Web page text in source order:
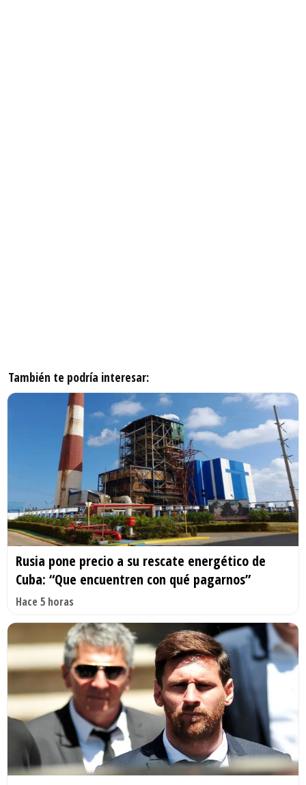
También te podría interesar:
Rusia pone precio a su rescate energético de
Cuba: “Que encuentren con qué pagarnos”
Hace 5 horas